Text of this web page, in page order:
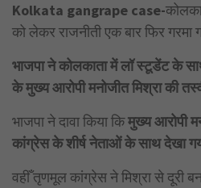
Kolkata gangrape case-
को लेकर राजनीती एक बार फिर गरमा
भाजपा ने कोलकाता में लॉ स्टूडेंट के
के मुख्य आरोपी मनोजीत मिश्रा की
भाजपा ने दावा किया किमुख्य आरोपी
कांग्रेस के शीर्ष नेताओं के साथ देखा
वहीँ तृणमूल कांग्रेस ने मिश्रा से दूरी